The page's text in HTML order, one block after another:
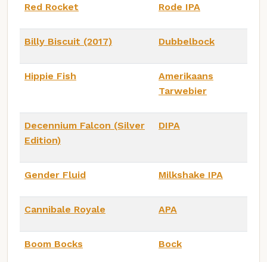
Red Rocket Rode IPA
Billy Biscuit (2017) Dubbelbock
Hippie Fish
Amerikaans
Tarwebier
Decennium Falcon (Silver
Edition)
DIPA
Gender Fluid Milkshake IPA
Cannibale Royale APA
Boom Bocks Bock